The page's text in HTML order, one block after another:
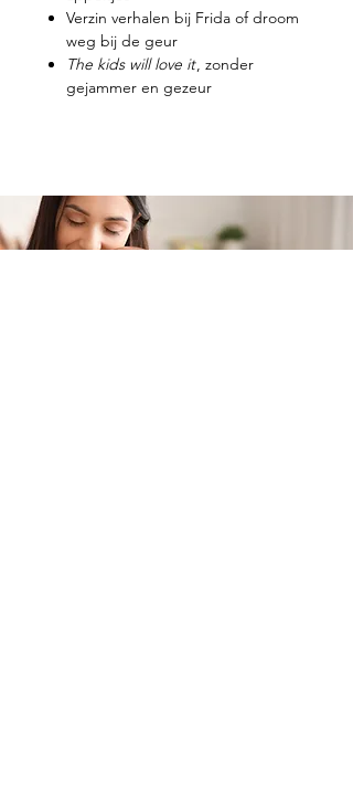
Verzin verhalen bij Frida of droom
weg bij de geur
The kids will love it, zonder
gejammer en gezeur